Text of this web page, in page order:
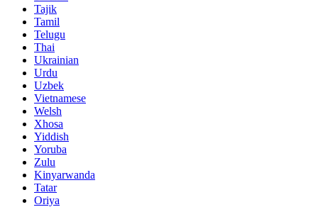
Tajik
Tamil
Telugu
Thai
Ukrainian
Urdu
Uzbek
Vietnamese
Welsh
Xhosa
Yiddish
Yoruba
Zulu
Kinyarwanda
Tatar
Oriya